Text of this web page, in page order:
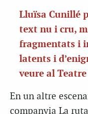
Lluïsa Cunillé
text nu i cru,
fragmentats i
latents i
veure al
En un altre
companyia La